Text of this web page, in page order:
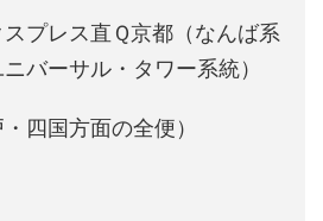
スプレス直Ｑ京都（なんば系
バーサル・タワー系統）
四国方面の全便）